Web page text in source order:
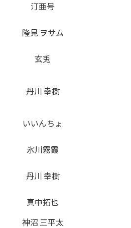
汀亜号
隆見 ヲサム
玄兎
丹川 幸樹
いいんちょ
氷川霧霞
丹川 幸樹
真中拓也
神沼 三平太